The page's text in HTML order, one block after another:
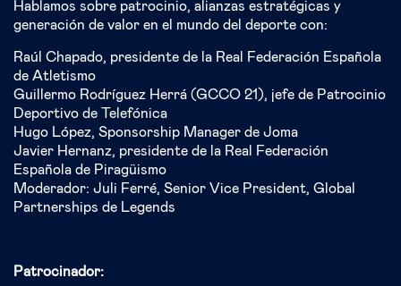
Hablamos sobre patrocinio, alianzas estratégicas y
generación de valor en el mundo del deporte con:
Raúl Chapado, presidente de la Real Federación Española
de Atletismo
Guillermo Rodríguez Herrá (GCCO 21), jefe de Patrocinio
Deportivo de Telefónica
Hugo López, Sponsorship Manager de Joma
Javier Hernanz, presidente de la Real Federación
Española de Piragüismo
Moderador: Juli Ferré, Senior Vice President, Global
Partnerships de Legends
Patrocinador: